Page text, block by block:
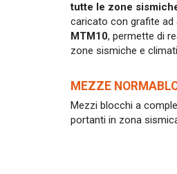
tutte le zone
caricato con grafite ad
MTM10, permette di
zone sismiche e
MEZZE
Mezzi blocchi a
portanti in zona